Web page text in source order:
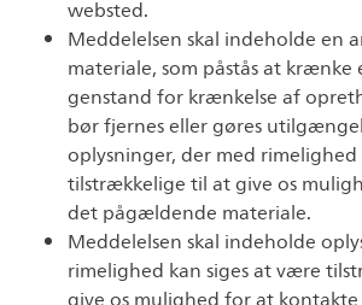
websted.
Meddelelsen skal indeholde en
materiale, som påstås at
genstand for krænkelse af
bør fjernes eller gøres
oplysninger, der med
tilstrækkelige til at give os
det pågældende materiale.
Meddelelsen skal indeholde
rimelighed kan siges at være